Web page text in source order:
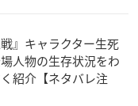
戦』キャラクター生死
人物の生存状況をわ
紹介【ネタバレ注